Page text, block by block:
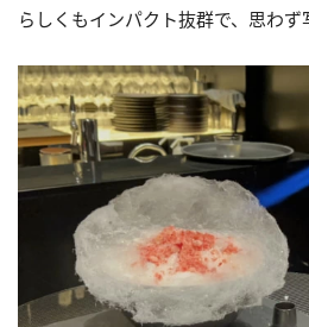
らしくもインパクト抜群で、思わず